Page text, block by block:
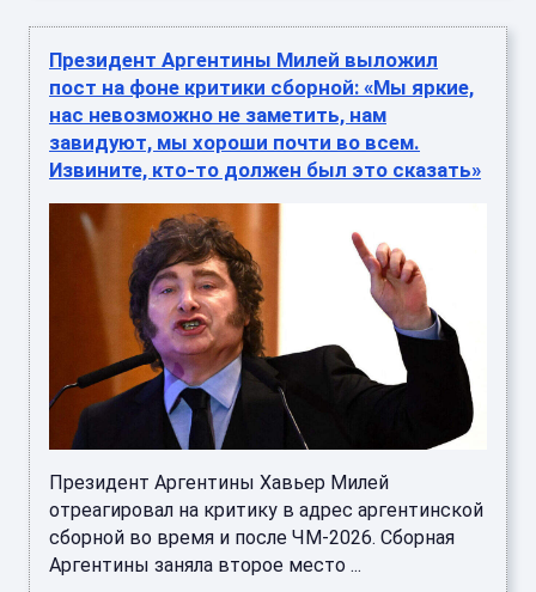
Президент Аргентины Милей выложил
пост на фоне критики сборной: «Мы яркие,
нас невозможно не заметить, нам
завидуют, мы хороши почти во всем.
Извините, кто-то должен был это сказать»
Президент Аргентины Хавьер Милей
отреагировал на критику в адрес аргентинской
сборной во время и после ЧМ-2026. Сборная
Аргентины заняла второе место ...